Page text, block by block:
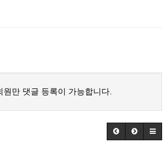
원만 댓글 등록이 가능합니다.